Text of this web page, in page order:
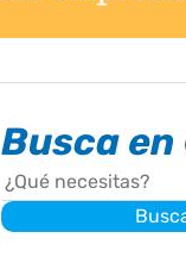
Busca en
Buscar